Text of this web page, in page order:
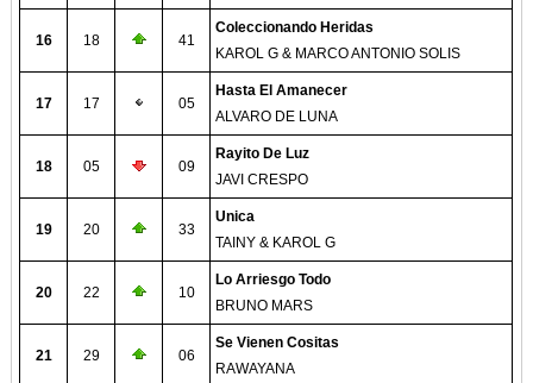
16 18 41
Coleccionando Heridas
KAROL G & MARCO ANTONIO SOLIS
17 17 05
Hasta El Amanecer
ALVARO DE LUNA
18 05 09
Rayito De Luz
JAVI CRESPO
19 20 33
Unica
TAINY & KAROL G
20 22 10
Lo Arriesgo Todo
BRUNO MARS
21 29 06
Se Vienen Cositas
RAWAYANA